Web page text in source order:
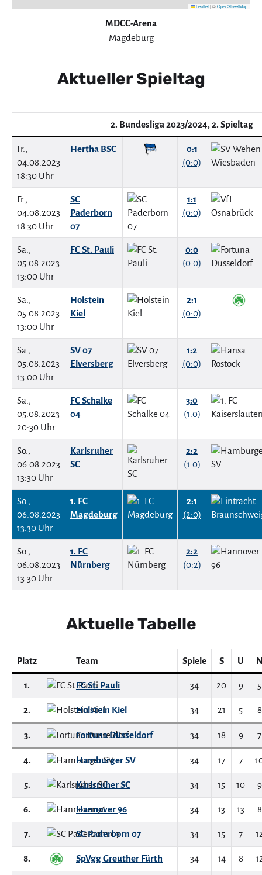
Leaflet|©OpenStreetMap
MDCC-Arena
Magdeburg
Aktueller Spieltag
2. Bundesliga 2023/2024, 2. Spieltag
Fr.,
04.08.2023
18:30 Uhr
Hertha BSC
0:1
(0:0)
Fr.,
04.08.2023
18:30 Uhr
SC
Paderborn
07
1:1
(0:0)
Sa.,
05.08.2023
13:00 Uhr
FC St. Pauli
0:0
(0:0)
Sa.,
05.08.2023
13:00 Uhr
Holstein
Kiel
2:1
(0:0)
Sa.,
05.08.2023
13:00 Uhr
SV 07
Elversberg
1:2
(0:0)
Sa.,
05.08.2023
20:30 Uhr
FC Schalke
04
3:0
(1:0)
So.,
06.08.2023
13:30 Uhr
Karlsruher
SC
2:2
(1:0)
So.,
06.08.2023
13:30 Uhr
1. FC
Magdeburg
2:1
(2:0)
So.,
06.08.2023
13:30 Uhr
1. FC
Nürnberg
2:2
(0:2)
Aktuelle Tabelle
Platz Team Spiele S U
1. FC St. Pauli 34 20 9 5
2. Holstein Kiel 34 21 5 8
3. Fortuna Düsseldorf 34 18 9 7
4. Hamburger SV 34 17 7
5. Karlsruher SC 34 15 10 9
6. Hannover 96 34 13 13 8
7. SC Paderborn 07 34 15 7
8. SpVgg Greuther Fürth 34 14 8